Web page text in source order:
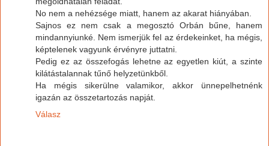
No nem a nehézsége miatt, hanem az akarat hiányában.
Sajnos ez nem csak a megosztó Orbán bűne, hanem
mindannyiunké. Nem ismerjük fel az érdekeinket, ha mégis,
képtelenek vagyunk érvényre juttatni.
Pedig ez az összefogás lehetne az egyetlen kiút, a szinte
kilátástalannak tűnő helyzetünkből.
Ha mégis sikerülne valamikor, akkor ünnepelhetnénk
igazán az összetartozás napját.
Válasz